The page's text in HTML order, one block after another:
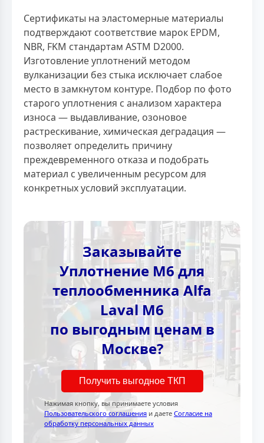
Сертификаты на эластомерные материалы
подтверждают соответствие марок EPDM,
NBR, FKM стандартам ASTM D2000.
Изготовление уплотнений методом
вулканизации без стыка исключает слабое
место в замкнутом контуре. Подбор по фото
старого уплотнения с анализом характера
износа — выдавливание, озоновое
растрескивание, химическая деградация —
позволяет определить причину
преждевременного отказа и подобрать
материал с увеличенным ресурсом для
конкретных условий эксплуатации.
Заказывайте
Уплотнение M6 для
теплообменника Alfa
Laval M6
по выгодным ценам в
Москве?
Получить выгодное ТКП
Нажимая кнопку, вы принимаете условия
Пользовательского соглашения и даете Согласие на
обработку персональных данных